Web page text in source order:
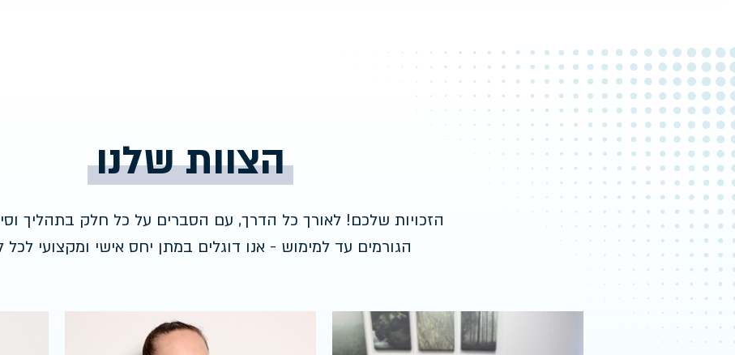
הצוות שלנו
הזכויות שלכם! לאורך כל הדרך, עם הסברים על כל חלק בתהליך
הגורמים עד למימוש - אנו דוגלים במתן יחס אישי ומקצועי לכל